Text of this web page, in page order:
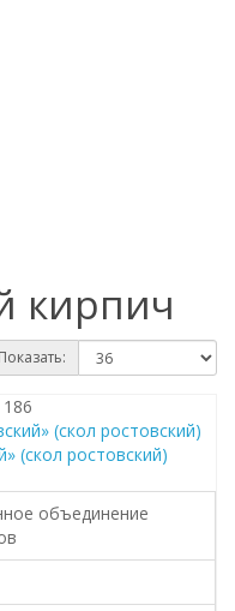
кирпич
Показать:
(скол ростовский)
объединение